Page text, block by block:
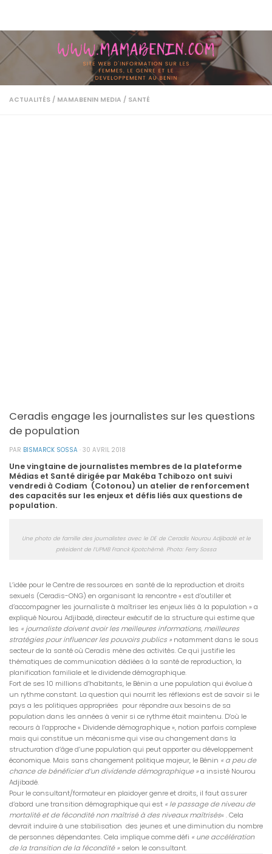
ACTUALITÉS / MAMABENIN MEDIA / SANTÉ
Ceradis engage les journalistes sur les questions
de population
PAR BISMARCK SOSSA · 30 AVRIL 2018
Une vingtaine de journalistes membres de la plateforme
Médias et Santé dirigée par Makéba Tchibozo ont suivi
vendredi à Codiam (Cotonou) un atelier de renforcement
des capacités sur les enjeux et défis liés aux questions de
population.
Une photo de famille des journalistes avec le DE de Ceradis Nourou Adjibadé et le
président de l’UPMB Franck Kpotchémè. Photo: Ferry Sossa
L’idée pour le Centre de ressources en santé de la reproduction et droits
sexuels (Ceradis-ONG) en organisant la rencontre « est d’outiller et
d’accompagner les journaliste à maîtriser les enjeux liés à la population » a
expliqué Nourou Adjibadé, directeur exécutif de la structure qui estime que
les « journaliste doivent avoir les meilleures informations, meilleures
stratégies pour influencer les pouvoirs publics » notamment dans le sous
secteur de la santé où Ceradis mène des activités. Ce qui justifie les
thématiques de communication dédiées à la santé de reproduction, la
planification familiale et le dividende démographique.
Fort de ses 10 millions d’habitants, le Bénin a une population qui évolue à
un rythme constant. La question qui nourrit les réflexions est de savoir si le
pays a les politiques appropriées pour répondre aux besoins de sa
population dans les années à venir si ce rythme était maintenu. D’où le
recours à l’approche « Dividende démographique », notion parfois complexe
mais qui constitue un mécanisme qui vise au changement dans la
structuration d’âge d’une population qui peut apporter au développement
économique. Mais sans changement politique majeur, le Bénin « a peu de
chance de bénéficier d’un dividende démographique »a insisté Nourou
Adjibadé.
Pour le consultant/formateur en plaidoyer genre et droits, il faut assurer
d’abord une transition démographique qui est « le passage de niveau de
mortalité et de fécondité non maîtrisé à des niveaux maîtrisés« . Cela
devrait induire à une stabilisation des jeunes et une diminution du nombre
de personnes dépendantes. Cela implique comme défi « une accélération
de la transition de la fécondité » selon le consultant.